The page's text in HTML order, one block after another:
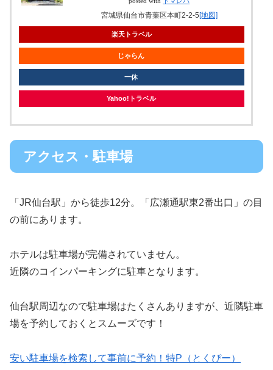
宮城県仙台市青葉区本町2-2-5 [地図]
楽天トラベル
じゃらん
一休
Yahoo!トラベル
アクセス・駐車場
「JR仙台駅」から徒歩12分。「広瀬通駅東2番出口」の目
の前にあります。
ホテルは駐車場が完備されていません。
近隣のコインパーキングに駐車となります。
仙台駅周辺なので駐車場はたくさんありますが、近隣駐車
場を予約しておくとスムーズです！
安い駐車場を検索して事前に予約！特P（とくぴー）